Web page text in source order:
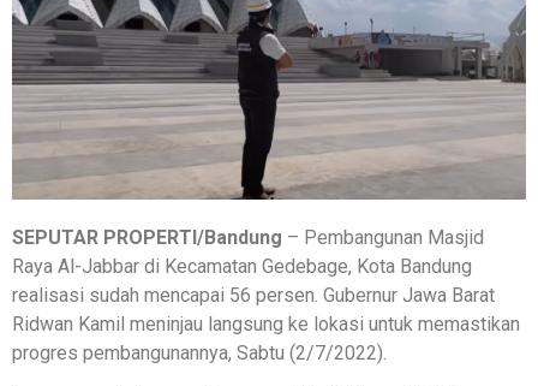
SEPUTAR PROPERTI/Bandung – Pembangunan Masjid
Raya Al-Jabbar di Kecamatan Gedebage, Kota Bandung
realisasi sudah mencapai 56 persen. Gubernur Jawa Barat
Ridwan Kamil meninjau langsung ke lokasi untuk memastikan
progres pembangunannya, Sabtu (2/7/2022).